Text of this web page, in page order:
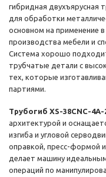
гибридная двухъярусная
для обработки
основном на применение
производства мебели и
Система хорошо
трубчатые детали с
тех, которые
партиями.
Трубогиб XS-38CNC-4A-
архитектурой и
изгиба и угловой
оправкой, пресс-формой
делает машину
операций по